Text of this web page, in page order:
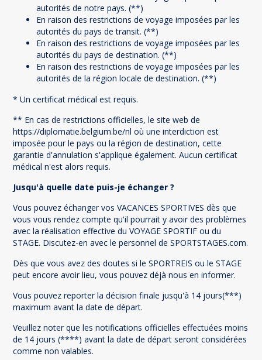
autorités de notre pays. (**)
En raison des restrictions de voyage imposées par les
autorités du pays de transit. (**)
En raison des restrictions de voyage imposées par les
autorités du pays de destination. (**)
En raison des restrictions de voyage imposées par les
autorités de la région locale de destination. (**)
* Un certificat médical est requis.
** En cas de restrictions officielles, le site web de
https://diplomatie.belgium.be/nl où une interdiction est
imposée pour le pays ou la région de destination, cette
garantie d'annulation s'applique également. Aucun certificat
médical n'est alors requis.
Jusqu'à quelle date puis-je échanger ?
Vous pouvez échanger vos VACANCES SPORTIVES dès que
vous vous rendez compte qu'il pourrait y avoir des problèmes
avec la réalisation effective du VOYAGE SPORTIF ou du
STAGE. Discutez-en avec le personnel de SPORTSTAGES.com.
Dès que vous avez des doutes si le SPORTREIS ou le STAGE
peut encore avoir lieu, vous pouvez déjà nous en informer.
Vous pouvez reporter la décision finale jusqu'à 14 jours(***)
maximum avant la date de départ.
Veuillez noter que les notifications officielles effectuées moins
de 14 jours (****) avant la date de départ seront considérées
comme non valables.